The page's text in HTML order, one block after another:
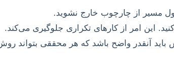
مسیر از چارچوب خارج نشوید.
این امر از کارهای تکراری جلوگیری می‌کند.
آنقدر واضح باشد که هر محققی بتواند